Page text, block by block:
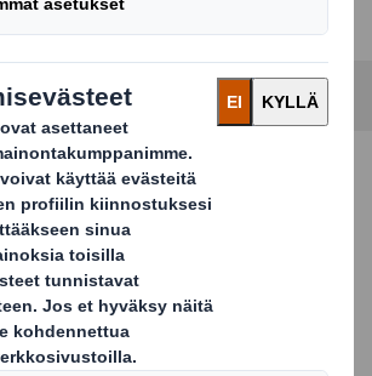
aaltopahvisessa marjalaatikossa.
ytimessä on kiertotalouteen
Yksi tapa on huomioida jo
sen toimiminen
mahdollisuus toimia uudessa
ja lopuksi
raaka-aineeksi.